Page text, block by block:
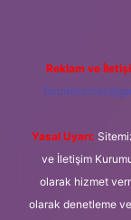
Reklam ve
Yasal Uyarı:
ve İletişim
olarak hizmet
olarak denetleme